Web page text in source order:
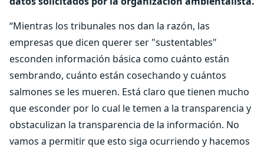
“Mientras los tribunales nos dan la razón, las
empresas que dicen querer ser "sustentables"
esconden información básica como cuánto están
sembrando, cuánto están cosechando y cuántos
salmones se les mueren. Está claro que tienen mucho
que esconder por lo cual le temen a la transparencia y
obstaculizan la transparencia de la información. No
vamos a permitir que esto siga ocurriendo y hacemos